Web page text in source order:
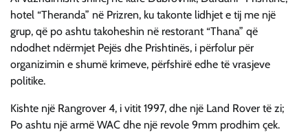
hotel “Theranda” në Prizren, ku takonte lidhjet e tij me një
grup, që po ashtu takoheshin në restorant “Thana” që
ndodhet ndërmjet Pejës dhe Prishtinës, i përfolur për
organizimin e shumë krimeve, përfshirë edhe të vrasjeve
politike.
Kishte një Rangrover 4, i vitit 1997, dhe një Land Rover të zi;
Po ashtu një armë WAC dhe një revole 9mm prodhim çek.